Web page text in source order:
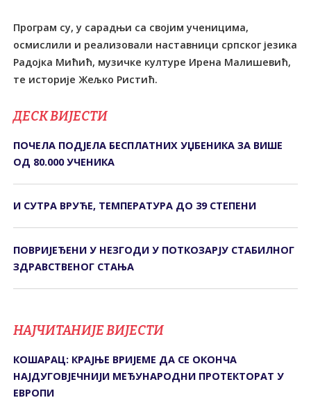
Програм су, у сарадњи са својим ученицима,
осмислили и реализовали наставници српског језика
Радојка Мићић, музичке културе Ирена Малишевић,
те историје Жељко Ристић.
ДЕСК ВИЈЕСТИ
ПОЧЕЛА ПОДЈЕЛА БЕСПЛАТНИХ УЏБЕНИКА ЗА ВИШЕ
ОД 80.000 УЧЕНИКА
И СУТРА ВРУЋЕ, ТЕМПЕРАТУРА ДО 39 СТЕПЕНИ
ПОВРИЈЕЂЕНИ У НЕЗГОДИ У ПОТКОЗАРЈУ СTАБИЛНОГ
ЗДРАВСTВЕНОГ СTАЊА
НАЈЧИТАНИЈЕ ВИЈЕСТИ
КОШАРАЦ: КРАЈЊЕ ВРИЈЕМЕ ДА СЕ ОКОНЧА
НАЈДУГОВЈЕЧНИЈИ МЕЂУНАРОДНИ ПРОТЕКТОРАТ У
ЕВРОПИ